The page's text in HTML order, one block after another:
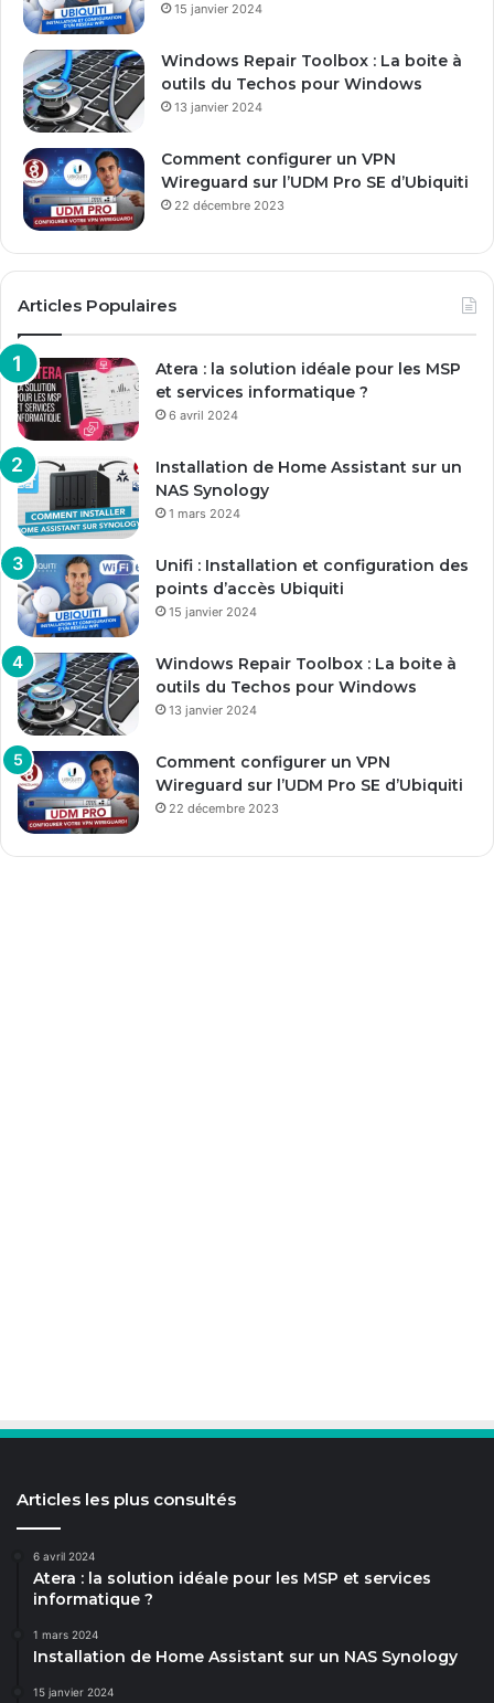
15 janvier 2024
Windows Repair Toolbox : La boite à
outils du Techos pour Windows
13 janvier 2024
Comment configurer un VPN
Wireguard sur l’UDM Pro SE d’Ubiquiti
22 décembre 2023
Articles Populaires
Atera : la solution idéale pour les MSP
et services informatique ?
6 avril 2024
Installation de Home Assistant sur un
NAS Synology
1 mars 2024
Unifi : Installation et configuration des
points d’accès Ubiquiti
15 janvier 2024
Windows Repair Toolbox : La boite à
outils du Techos pour Windows
13 janvier 2024
Comment configurer un VPN
Wireguard sur l’UDM Pro SE d’Ubiquiti
22 décembre 2023
Articles les plus consultés
6 avril 2024
Atera : la solution idéale pour les MSP et services
informatique ?
1 mars 2024
Installation de Home Assistant sur un NAS Synology
15 janvier 2024